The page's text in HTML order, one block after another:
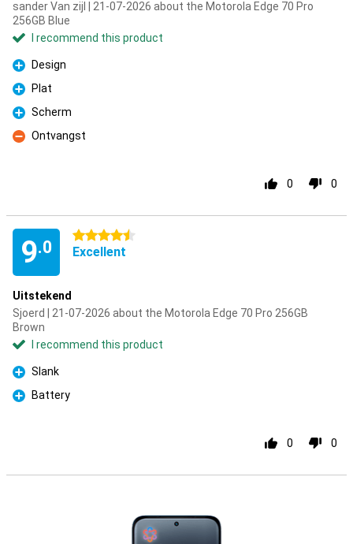
sander Van zijl | 21-07-2026 about the Motorola Edge 70 Pro
256GB Blue
I recommend this product
Pro
Design
Pro
Plat
Pro
Scherm
Con
Ontvangst
0 0
9.0
4.5 stars
Excellent
Uitstekend
Sjoerd | 21-07-2026 about the Motorola Edge 70 Pro 256GB
Brown
I recommend this product
Pro
Slank
Pro
Battery
0 0